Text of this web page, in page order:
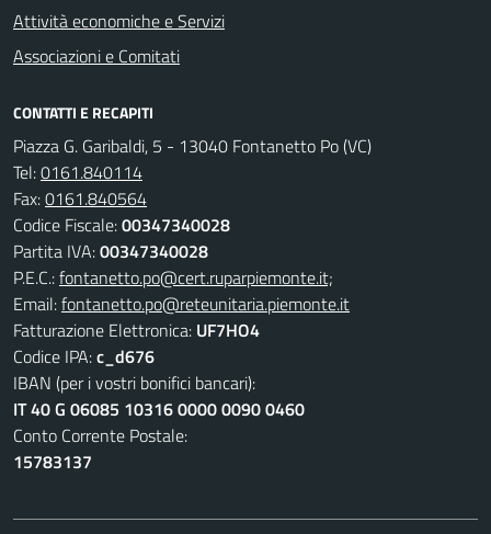
Attività economiche e Servizi
Associazioni e Comitati
CONTATTI E RECAPITI
Piazza G. Garibaldi, 5 - 13040 Fontanetto Po (VC)
Tel:0161.840114
Fax:0161.840564
Codice Fiscale:00347340028
Partita IVA:00347340028
P.E.C.:fontanetto.po@cert.ruparpiemonte.it;
Email:fontanetto.po@reteunitaria.piemonte.it
Fatturazione Elettronica: UF7HO4
Codice IPA:c_d676
IBAN (per i vostri bonifici bancari):
IT 40 G 06085 10316 0000 0090 0460
Conto Corrente Postale:
15783137